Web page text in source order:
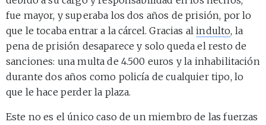
fue mayor, y superaba los dos años de prisión, por lo
que le tocaba entrar a la cárcel. Gracias alindulto, la
pena de prisión desaparece y solo queda el resto de
sanciones: una multa de 4.500 euros y la inhabilitación
durante dos años como policía de cualquier tipo, lo
que le hace perder la plaza.
Este no es el único caso de un miembro de las fuerzas